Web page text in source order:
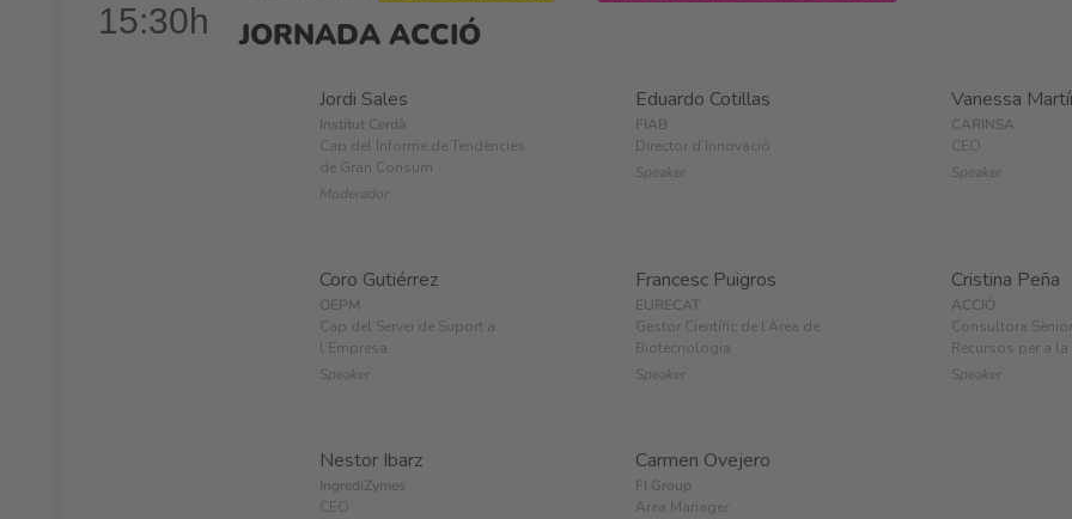
15:30h JORNADA ACCIÓ
Vanessa
CARINSA
CEO
Speaker
Eduardo Cotillas
FIAB
Director d’Innovació
Speaker
Coro Gutiérrez
OEPM
Cap del Servei de Suport a
l’Empresa
Speaker
Francesc Puigros
EURECAT
Gestor Científic de l’Àrea de
Biotecnologia
Speaker
Jordi Sales
Institut Cerdà
Cap del Informe de Tendències
de Gran Consum
Moderador
Cristina Peña
ACCIÓ
Consultora
Recursos per a la
Speaker
Nestor Ibarz
IngrediZymes
CEO
Carmen Ovejero
FI Group
Area Manager